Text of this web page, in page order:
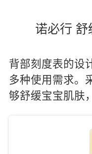
诺必行 舒
背部刻度表的设
多种使用需求。
够舒缓宝宝肌肤